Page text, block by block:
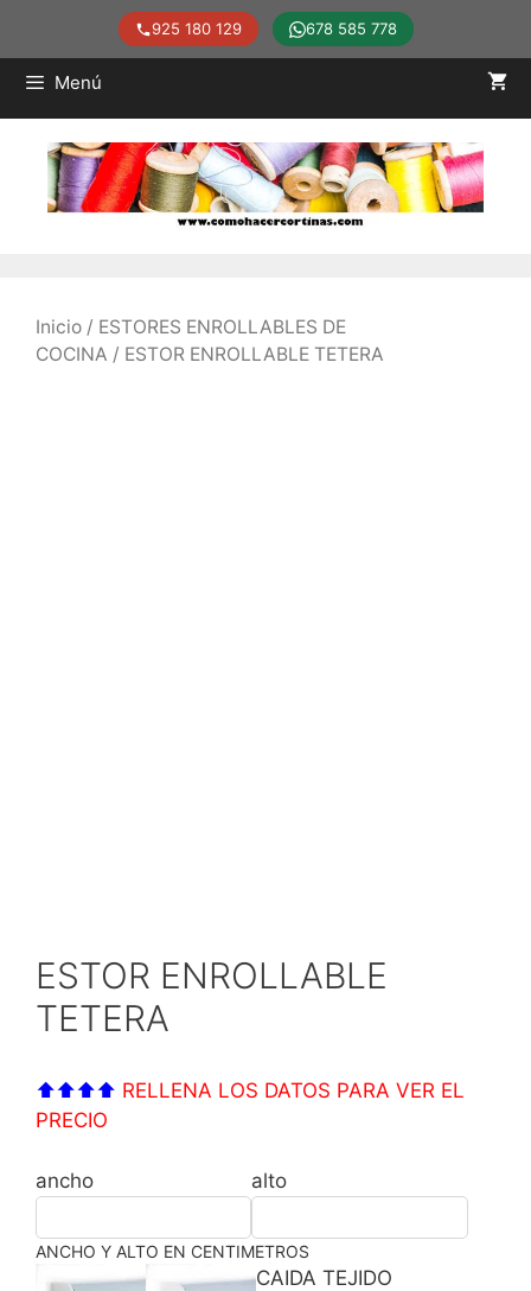
Saltar
contenido
925 180 129 678 585 778
Menú
Inicio / ESTORES ENROLLABLES DE
COCINA / ESTOR ENROLLABLE TETERA
ESTOR ENROLLABLE
TETERA
⬆⬆⬆⬆ RELLENA LOS DATOS PARA VER EL
PRECIO
ancho alto
ANCHO Y ALTO EN CENTIMETROS
CAIDA TEJIDO